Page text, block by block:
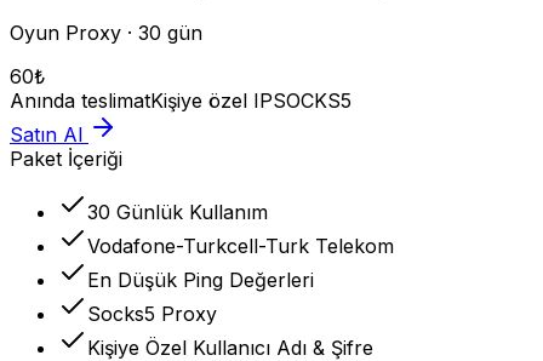
Oyun Proxy · 30 gün
60₺
Anında teslimatKişiye özel IPSOCKS5
Satın Al
Paket İçeriği
30 Günlük Kullanım
Vodafone-Turkcell-Turk Telekom
En Düşük Ping Değerleri
Socks5 Proxy
Kişiye Özel Kullanıcı Adı & Şifre